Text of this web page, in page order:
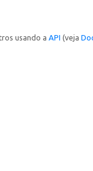
usando a API (veja